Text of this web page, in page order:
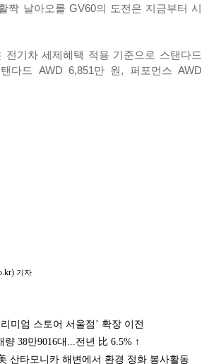
짝 날아오를 GV60의 도전은 지금부터 시
전기차 세제혜택 적용 기준으로 스탠다드
다드 AWD 6,851만 원, 퍼포먼스 AWD
기자
미엄 스토어 서울점’ 확장 이전
38만9016대...전년 比 6.5% ↑
산타모니카 해변에서 환경 정화 봉사활동